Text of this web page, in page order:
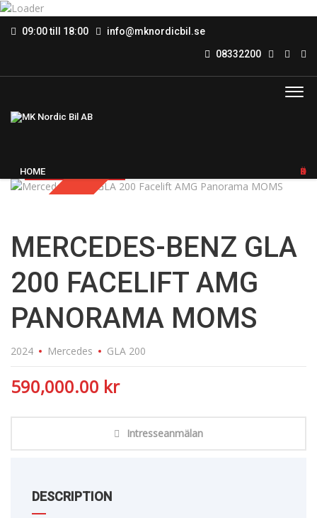
09:00 till 18:00
info@mknordicbil.se
08332200
HOME KÖP BIL
MERCEDES-BENZ GLA
200 FACELIFT AMG
PANORAMA MOMS
2024 Mercedes GLA 200
590,000.00 kr
Intresseanmälan
DESCRIPTION